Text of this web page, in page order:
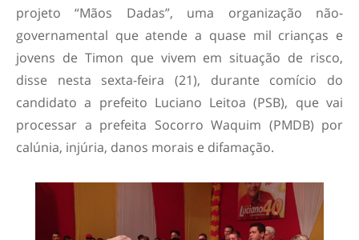
projeto “Mãos Dadas”, uma organização não-
governamental que atende a quase mil crianças e
jovens de Timon que vivem em situação de risco,
disse nesta sexta-feira (21), durante comício do
candidato a prefeito Luciano Leitoa (PSB), que vai
processar a prefeita Socorro Waquim (PMDB) por
calúnia, injúria, danos morais e difamação.